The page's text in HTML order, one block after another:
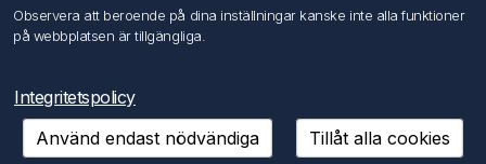
Följ oss
Copyright © 2026 FÖRCH Sverige AB. Alla rättigheter reserverade.
Powered bynopCommerce
Observera att beroende på dina inställningar kanske inte alla funktioner
på webbplatsen är tillgängliga.
Integritetspolicy
Använd endast nödvändiga
Tillåt alla cookies